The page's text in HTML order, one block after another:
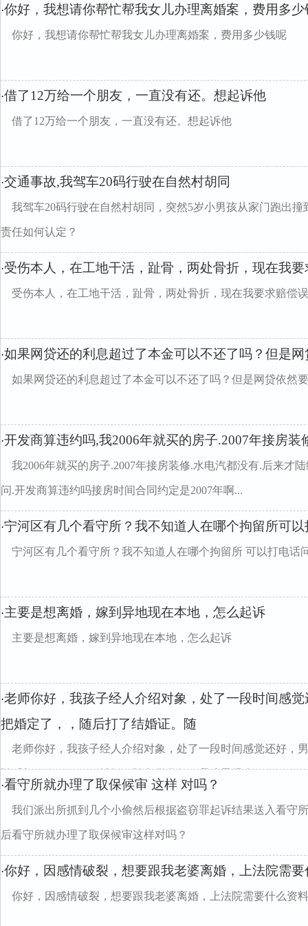
·你好，我想请你帮忙帮我女儿办理离婚案，费用多少
你好，我想请你帮忙帮我女儿办理离婚案，费用多少钱呢
·借了12万给一个朋友，一直没有还。想起诉他
借了12万给一个朋友，一直没有还。想起诉他
·交通事故,我驾车20码行驶在自然村胡同
我驾车20码行驶在自然村胡同，突然5岁小男孩从家门跑出
责任如何认定？
·受伤本人，在工地干活，趾骨，两处骨折，现在我
受伤本人，在工地干活，趾骨，两处骨折，现在我要求赔偿
·如果网贷还的利息超过了本金可以不还了吗？但是
如果网贷还的利息超过了本金可以不还了吗？但是网贷依然
·开发商算违约吗,我2006年就买的房子.2007年接房装
我2006年就买的房子.2007年接房装修.水电汽都没有.后来才
问.开发商算违约吗接房时间合同约定是2007年啊...
·宁河区有几个看守所？我不知道人在哪个拘留所可
宁河区有几个看守所？我不知道人在哪个拘留所 可以打电话
·主要是想离婚，嫁到异地现在本地，怎么起诉
主要是想离婚，嫁到异地现在本地，怎么起诉
·老师你好，我孩子经人介绍对象，处了一段时间感
把婚定了，，随后打了结婚证。随
老师你好，我孩子经人介绍对象，处了一段时间感觉还好，
随后打"22756116l"""结婚。随老师你好，我孩子经人...
·看守所就办理了取保候审 这样 对吗？
我们派出所抓到几个小偷然后根据盗窃罪起诉结果送入看守
后看守所就办理了取保候审这样对吗？
·你好，因感情破裂，想要跟我老婆离婚，上法院需
你好，因感情破裂，想要跟我老婆离婚，上法院需要什么资